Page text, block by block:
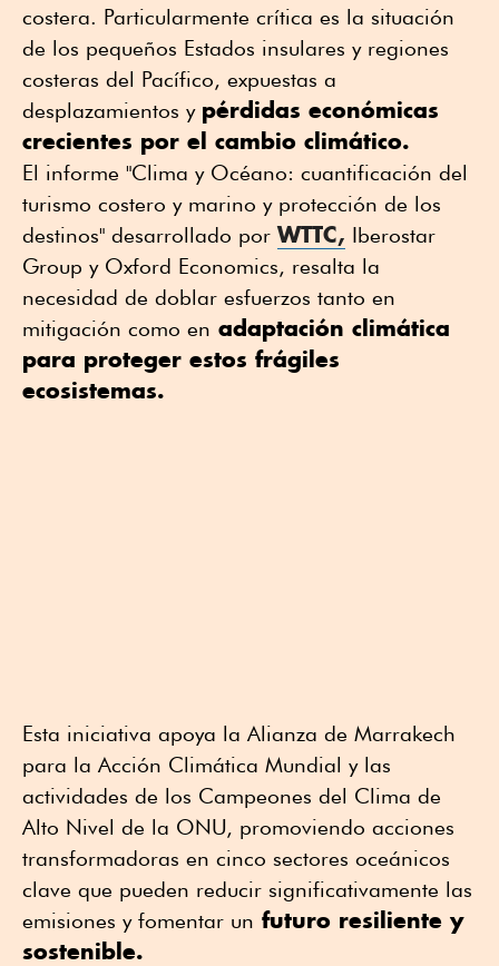
costera. Particularmente crítica es la situación
de los pequeños Estados insulares y regiones
costeras del Pacífico, expuestas a
desplazamientos y pérdidas económicas
crecientes por el cambio climático.
El informe "Clima y Océano: cuantificación del
turismo costero y marino y protección de los
destinos" desarrollado porWTTC, Iberostar
Group y Oxford Economics, resalta la
necesidad de doblar esfuerzos tanto en
mitigación como en adaptación climática
para proteger estos frágiles
ecosistemas.
Esta iniciativa apoya la Alianza de Marrakech
para la Acción Climática Mundial y las
actividades de los Campeones del Clima de
Alto Nivel de la ONU, promoviendo acciones
transformadoras en cinco sectores oceánicos
clave que pueden reducir significativamente las
emisiones y fomentar un futuro resiliente y
sostenible.